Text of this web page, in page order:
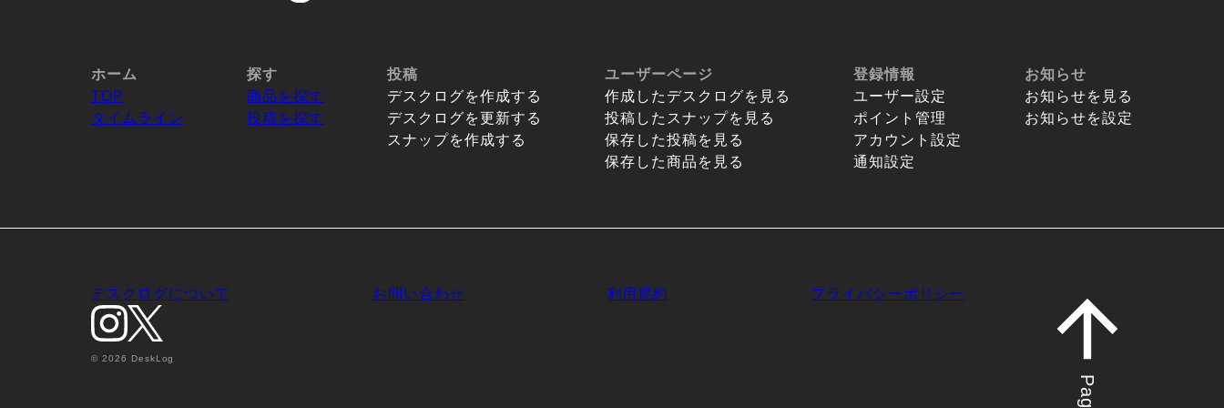
ホーム
TOP
タイムライン
探す
商品を探す
投稿を探す
投稿
デスクログを作成する
デスクログを更新する
スナップを作成する
ユーザーページ
作成したデスクログを見る
投稿したスナップを見る
保存した投稿を見る
保存した商品を見る
登録情報
ユーザー設定
ポイント管理
アカウント設定
通知設定
お知らせ
お知らせを見る
お知らせを設定
デスクログについて お問い合わせ 利用規約 プライバシーポリシー
© 2026 DeskLog